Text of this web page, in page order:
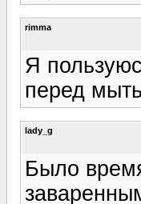
rimma
Я
перед
lady_g
Было